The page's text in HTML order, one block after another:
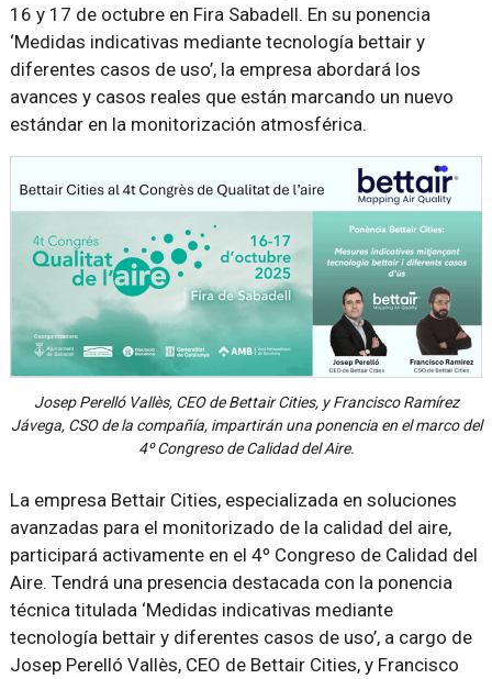
16 y 17 de octubre en Fira Sabadell. En su ponencia
‘Medidas indicativas mediante tecnología bettair y
diferentes casos de uso’, la empresa abordará los
avances y casos reales que están marcando un nuevo
estándar en la monitorización atmosférica.
Josep Perelló Vallès, CEO de Bettair Cities, y Francisco Ramírez
Jávega, CSO de la compañía, impartirán una ponencia en el marco del
4º Congreso de Calidad del Aire.
La empresa Bettair Cities, especializada en soluciones
avanzadas para el monitorizado de la calidad del aire,
participará activamente en el 4º Congreso de Calidad del
Aire. Tendrá una presencia destacada con la ponencia
técnica titulada ‘Medidas indicativas mediante
tecnología bettair y diferentes casos de uso’, a cargo de
Josep Perelló Vallès, CEO de Bettair Cities, y Francisco